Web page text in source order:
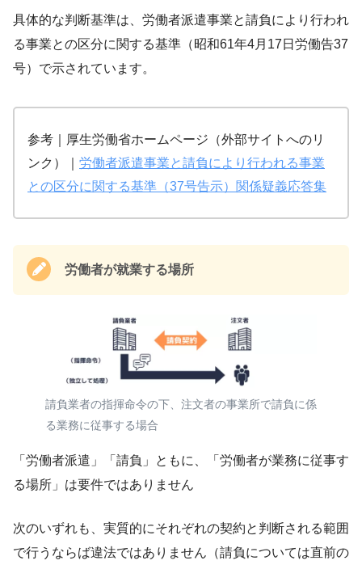
具体的な判断基準は、労働者派遣事業と請負により行われ
る事業との区分に関する基準（昭和61年4月17日労働告37
号）で示されています。
参考｜厚生労働省ホームページ（外部サイトへのリ
ンク）｜ 労働者派遣事業と請負により行われる事業
との区分に関する基準（37号告示）関係疑義応答集
労働者が就業する場所
請負業者の指揮命令の下、注文者の事業所で請負に係
る業務に従事する場合
「労働者派遣」「請負」ともに、「労働者が業務に従事す
る場所」は要件ではありません
次のいずれも、実質的にそれぞれの契約と判断される範囲
で行うならば違法ではありません（請負については直前の